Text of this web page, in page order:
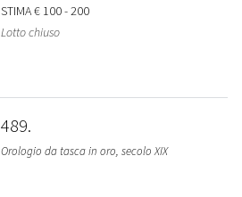
STIMA€ 100 - 200
Lotto chiuso
489
Orologio da tasca in oro, secolo XIX